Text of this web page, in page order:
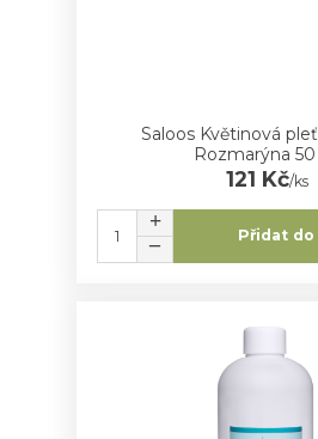
Saloos Květinová
Rozmarýna 50
121 Kč/ks
Přidat do